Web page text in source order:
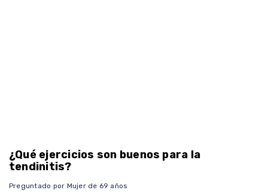
¿Qué ejercicios son buenos para la
tendinitis?
Preguntado por Mujer de 69 años